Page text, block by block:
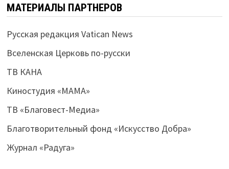
МАТЕРИАЛЫ ПАРТНЕРОВ
Русская редакция Vatican News
Вселенская Церковь по-русски
ТВ КАНА
Киностудия «МАМА»
ТВ «Благовест-Медиа»
Благотворительный фонд «Искусство Добра»
Журнал «Радуга»